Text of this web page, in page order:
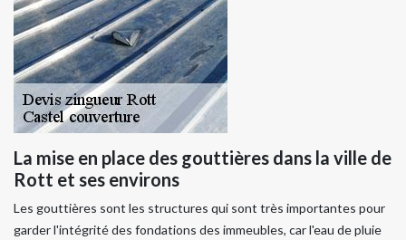
La mise en place des gouttières dans la ville de
Rott et ses environs
Les gouttières sont les structures qui sont très importantes pour
garder l'intégrité des fondations des immeubles, car l'eau de pluie